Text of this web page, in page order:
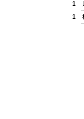
1
1